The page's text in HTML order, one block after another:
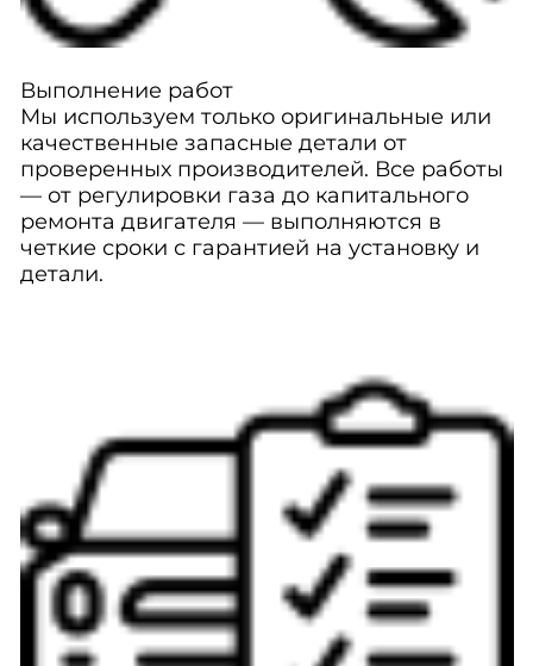
Выполнение работ
Мы используем только оригинальные или
качественные запасные детали от
проверенных производителей. Все работы
— от регулировки газа до капитального
ремонта двигателя — выполняются в
четкие сроки с гарантией на установку и
детали.